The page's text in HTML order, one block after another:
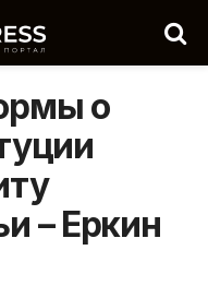
о
– Еркин